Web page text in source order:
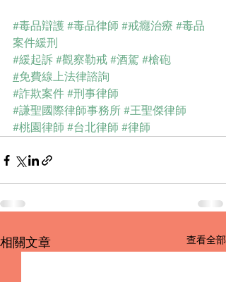
#毒品辯護 #毒品律師 #戒癮治療 #毒品
案件緩刑
#緩起訴 #觀察勒戒 #酒駕 #槍砲
#免費線上法律諮詢
#詐欺案件 #刑事律師
#謙聖國際律師事務所 #王聖傑律師
#桃園律師 #台北律師 #律師
相關文章 查看全部